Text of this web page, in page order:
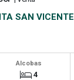
SAN VICENTE
Alcobas
4